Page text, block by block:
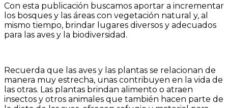
Con esta publicación buscamos aportar a incrementar
los bosques y las áreas con vegetación natural y, al
mismo tiempo, brindar lugares diversos y adecuados
para las aves y la biodiversidad.
Recuerda que las aves y las plantas se relacionan de
manera muy estrecha, unas contribuyen en la vida de
las otras. Las plantas brindan alimento o atraen
insectos y otros animales que también hacen parte de